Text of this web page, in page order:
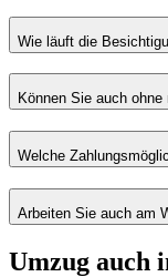
Wie läuft die
Können Sie auch
Welche
Arbeiten Sie auch am
Umzug auch